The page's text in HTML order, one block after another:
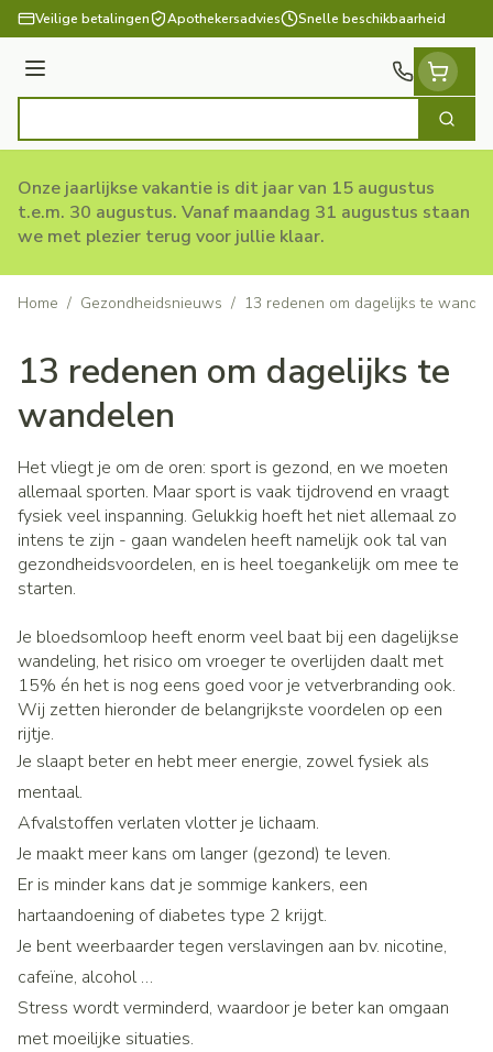
Ga naar de inhoud
Veilige betalingen Apothekersadvies Snelle beschikbaarheid
Menu
Zoek
Onze jaarlijkse vakantie is dit jaar van 15 augustus
t.e.m. 30 augustus. Vanaf maandag 31 augustus staan
we met plezier terug voor jullie klaar.
Home / Gezondheidsnieuws / 13 redenen om dagelijks te
13 redenen om dagelijks te
wandelen
Het vliegt je om de oren: sport is gezond, en we moeten
allemaal sporten. Maar sport is vaak tijdrovend en vraagt
fysiek veel inspanning. Gelukkig hoeft het niet allemaal zo
intens te zijn - gaan wandelen heeft namelijk ook tal van
gezondheidsvoordelen, en is heel toegankelijk om mee te
starten.
Je bloedsomloop heeft enorm veel baat bij een dagelijkse
wandeling, het risico om vroeger te overlijden daalt met
15% én het is nog eens goed voor je vetverbranding ook.
Wij zetten hieronder de belangrijkste voordelen op een
rijtje.
Je slaapt beter en hebt meer energie, zowel fysiek als
mentaal.
Afvalstoffen verlaten vlotter je lichaam.
Je maakt meer kans om langer (gezond) te leven.
Er is minder kans dat je sommige kankers, een
hartaandoening of diabetes type 2 krijgt.
Je bent weerbaarder tegen verslavingen aan bv. nicotine,
cafeïne, alcohol …
Stress wordt verminderd, waardoor je beter kan omgaan
met moeilijke situaties.